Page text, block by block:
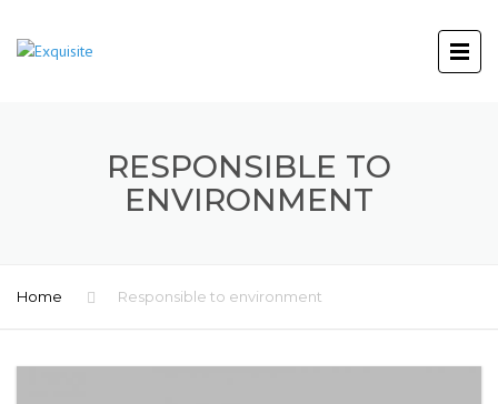
RESPONSIBLE TO
ENVIRONMENT
Home Responsible to environment